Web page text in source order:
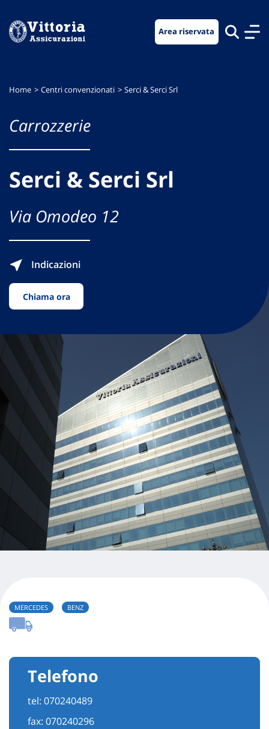
menu
contenuto
footer
Area riservata
Home Centri convenzionati Serci & Serci Srl
Carrozzerie
Serci & Serci Srl
Via Omodeo 12
Indicazioni
Chiama ora
MERCEDES BENZ
Telefono
tel: 070240489
fax: 070240296